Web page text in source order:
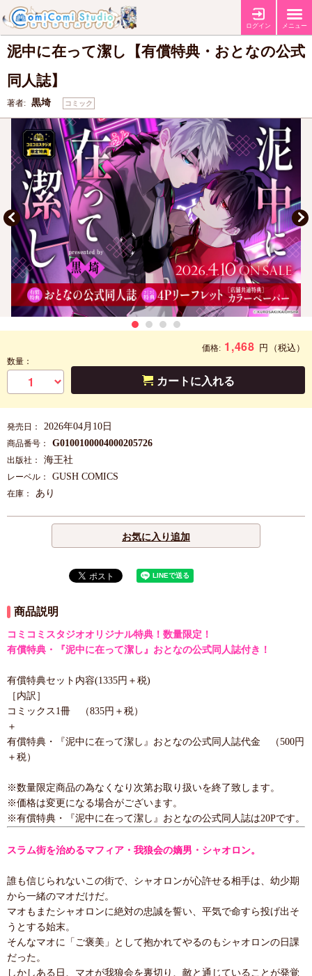
ログイン メニュー
特典 【有償特典・『泥中に在って潔し』おとなの公式同人誌】
【コミコミ特
典4Pリーフレット】 【店舗共通特典カラーペーパー】
泥中に在って潔し【有償特典・おとなの公式
同人誌】
著者: 黒埼 コミック
価格: 1,468 円 （税込）
数量：
カートに入れる
発売日： 2026年04月10日
商品番号： G0100100004000205726
出版社： 海王社
レーベル： GUSH COMICS
在庫： あり
お気に入り追加
商品説明
コミコミスタジオオリジナル特典！数量限定！
有償特典・『泥中に在って潔し』おとなの公式同人誌付き！
有償特典セット内容(1335円＋税)
［内訳］
コミックス1冊 （835円＋税）
＋
有償特典・『泥中に在って潔し』おとなの公式同人誌代金 （500円
＋税）
※数量限定商品の為なくなり次第お取り扱いを終了致します。
※価格は変更になる場合がございます。
※有償特典・『泥中に在って潔し』おとなの公式同人誌は20Pです。
スラム街を治めるマフィア・我狼会の嫡男・シャオロン。
誰も信じられないこの街で、シャオロンが心許せる相手は、幼少期
から一緒のマオだけだ。
マオもまたシャオロンに絶対の忠誠を誓い、平気で命すら投げ出そ
うとする始末。
そんなマオに「ご褒美」として抱かれてやるのもシャオロンの日課
だった。
しかしある日、マオが我狼会を裏切り、敵と通じていることが発覚